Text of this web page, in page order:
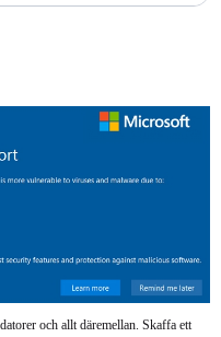
och allt däremellan. Skaffa ett